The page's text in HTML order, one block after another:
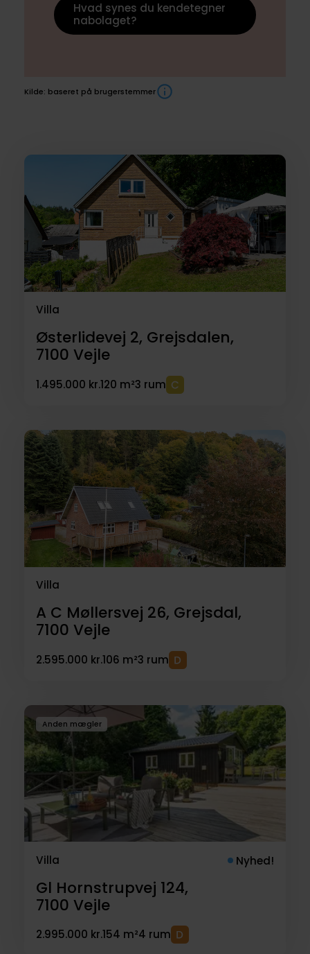
Hvad synes du kendetegner
nabolaget?
Kilde: baseret på brugerstemmer
Boliger
til
salg
Villa
Østerlidevej 2, Grejsdalen,
7100 Vejle
1.495.000 kr.120 m²3 rum
Villa
A C Møllersvej 26, Grejsdal,
7100 Vejle
2.595.000 kr.106 m²3 rum
Anden mægler
Villa Nyhed!
Gl Hornstrupvej 124,
7100 Vejle
2.995.000 kr.154 m²4 rum